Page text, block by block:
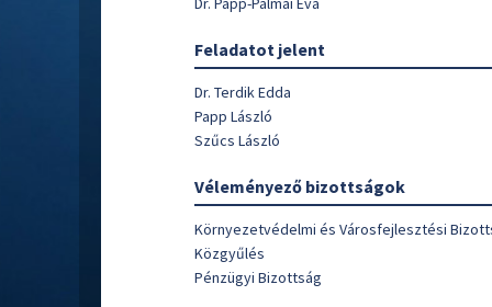
Feladatot jelent
Dr. Terdik Edda
Papp László
Szűcs László
Véleményező bizottságok
Környezetvédelmi és Városfejlesztési
Közgyűlés
Pénzügyi Bizottság